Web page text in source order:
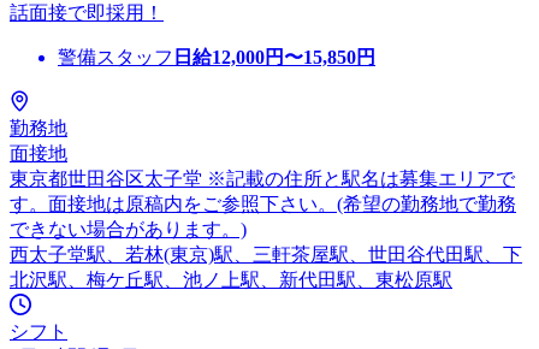
話面接で即採用！
警備スタッフ 日給12,000円〜15,850円
勤務地
面接地
東京都世田谷区太子堂 ※記載の住所と駅名は募集エリアで
す。面接地は原稿内をご参照下さい。(希望の勤務地で勤務
できない場合があります。)
西太子堂駅、若林(東京)駅、三軒茶屋駅、世田谷代田駅、下
北沢駅、梅ケ丘駅、池ノ上駅、新代田駅、東松原駅
シフト